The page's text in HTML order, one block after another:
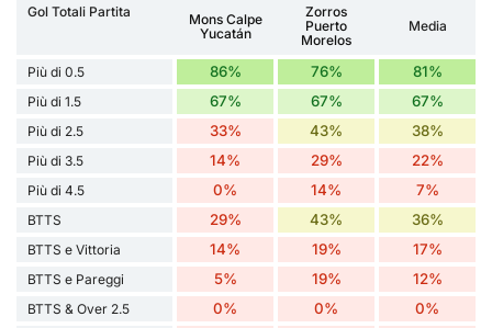
Gol Totali Partita
Mons Calpe
Yucatán
Zorros
Puerto
Morelos
Media
Più di 0.5 86% 76% 81%
Più di 1.5 67% 67% 67%
Più di 2.5 33% 43% 38%
Più di 3.5 14% 29% 22%
Più di 4.5 0% 14% 7%
BTTS 29% 43% 36%
BTTS e Vittoria 14% 19% 17%
BTTS e Pareggi 5% 19% 12%
BTTS & Over 2.5 0% 0% 0%